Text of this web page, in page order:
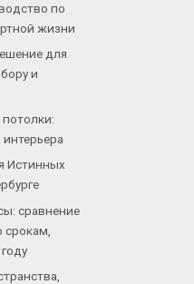
по
жизни
для
и
Истинных
сравнение